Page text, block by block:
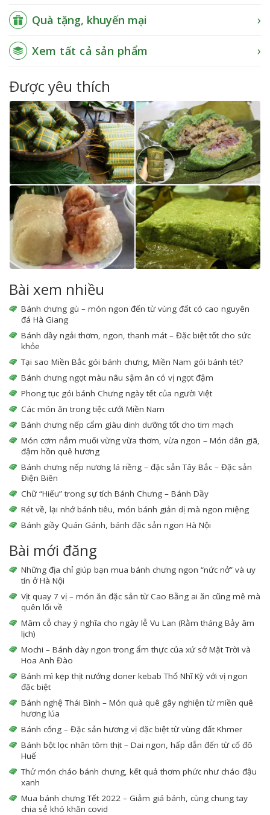
Quà tặng, khuyến mại
Xem tất cả sản phẩm
Được yêu thích
Bài xem nhiều
Bánh chưng gù – món ngon đến từ vùng đất có cao nguyên
đá Hà Giang
Bánh dầy ngải thơm, ngon, thanh mát – Đặc biệt tốt cho sức
khỏe
Tại sao Miền Bắc gói bánh chưng, Miền Nam gói bánh tét?
Bánh chưng ngọt màu nâu sậm ăn có vị ngọt đậm
Phong tục gói bánh Chưng ngày tết của người Việt
Các món ăn trong tiệc cưới Miền Nam
Bánh chưng nếp cẩm giàu dinh dưỡng tốt cho tim mạch
Món cơm nắm muối vừng vừa thơm, vừa ngon – Món dân giã,
đậm hồn quê hương
Bánh chưng nếp nương lá riềng – đặc sản Tây Bắc – Đặc sản
Điện Biên
Chữ “Hiếu” trong sự tích Bánh Chưng – Bánh Dầy
Rét về, lại nhớ bánh tiêu, món bánh giản dị mà ngon miệng
Bánh giầy Quán Gánh, bánh đặc sản ngon Hà Nội
Bài mới đăng
Những địa chỉ giúp bạn mua bánh chưng ngon “nức nở” và uy
tín ở Hà Nội
Vịt quay 7 vị – món ăn đặc sản từ Cao Bằng ai ăn cũng mê mà
quên lối về
Mâm cỗ chay ý nghĩa cho ngày lễ Vu Lan (Rằm tháng Bảy âm
lịch)
Mochi – Bánh dày ngon trong ẩm thực của xứ sở Mặt Trời và
Hoa Anh Đào
Bánh mì kẹp thịt nướng doner kebab Thổ Nhĩ Kỳ với vị ngon
đặc biệt
Bánh nghệ Thái Bình – Món quà quê gây nghiện từ miền quê
hương lúa
Bánh cống – Đặc sản hương vị đặc biệt từ vùng đất Khmer
Bánh bột lọc nhân tôm thịt – Dai ngon, hấp dẫn đến từ cố đô
Huế
Thử món cháo bánh chưng, kết quả thơm phức như cháo đậu
xanh
Mua bánh chưng Tết 2022 – Giảm giá bánh, cùng chung tay
chia sẻ khó khăn covid